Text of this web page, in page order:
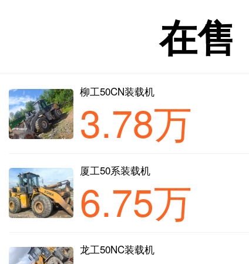
在售
柳工50CN装载机
3.78万
厦工50系装载机
6.75万
龙工50NC装载机